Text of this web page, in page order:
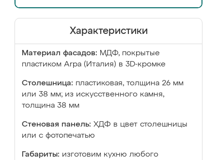
Характеристики
Материал фасадов: МДФ, покрытые
пластиком Arpa (Италия) в 3D-кромке
Столешница: пластиковая, толщина 26 мм
или 38 мм; из искусственного камня,
толщина 38 мм
Стеновая панель: ХДФ в цвет столешницы
или с фотопечатью
Габариты: изготовим кухню любого